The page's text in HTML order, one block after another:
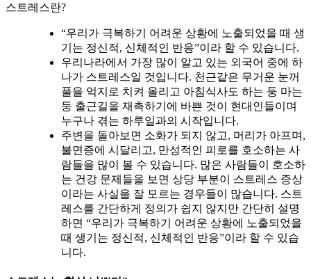
스트레스란?
“우리가 극복하기 어려운 상황에 노출되었을 때 생
기는 정신적, 신체적인 반응”이라 할 수 있습니다.
우리나라에서 가장 많이 알고 있는 외국어 중에 하
나가 스트레스일 것입니다. 천근같은 무거운 눈꺼
풀을 억지로 치켜 올리고 아침식사도 하는 둥 마는
둥 출근길을 재촉하기에 바쁜 것이 현대인들이며
누구나 겪는 하루일과의 시작입니다.
주변을 돌아보면 소화가 되지 않고, 머리가 아프며,
불면증에 시달리고, 만성적인 피로를 호소하는 사
람들을 많이 볼 수 있습니다. 많은 사람들이 호소하
는 건강 문제들을 보면 상당 부분이 스트레스 증상
이라는 사실을 잘 모르는 경우들이 많습니다. 스트
레스를 간단하게 정의가 쉽지 않지만 간단히 설명
하면 “우리가 극복하기 어려운 상황에 노출되었을
때 생기는 정신적, 신체적인 반응”이라 할 수 있습
니다.